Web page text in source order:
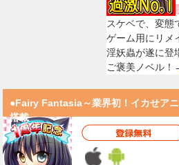
スケベで、変態
ゲーム用にリメ
淫妖蟲が遂に登
ご褒美ノベル！
●Fairy Fantasia～業界初！イカせア
搭載